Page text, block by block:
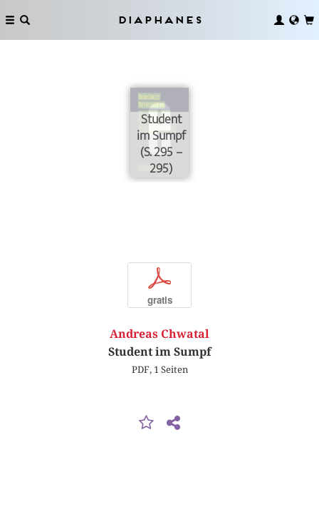
Diaphanes
Student
im Sumpf
(S. 295 –
295)
p
gratis
Andreas Chwatal
Student im Sumpf
PDF, 1 Seiten